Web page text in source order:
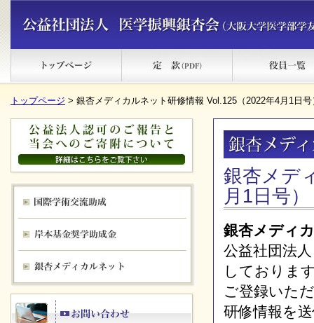
トップページ > 銀杏メディカルネット研修情報 Vol.125（2022年4月1日号
銀杏メデ
月1日号）
銀杏メディ
公益社団法
しておりま
ご登録いた
研修情報を